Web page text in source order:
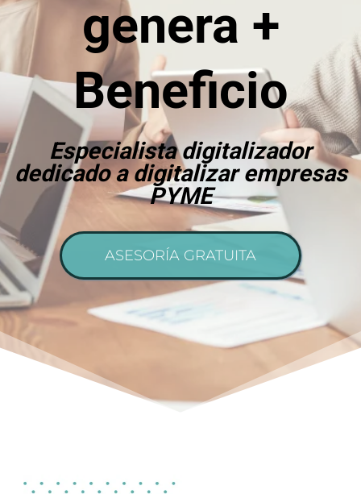
genera +
Beneficio
Especialista digitalizador
dedicado a digitalizar empresas
PYME
ASESORÍA GRATUITA